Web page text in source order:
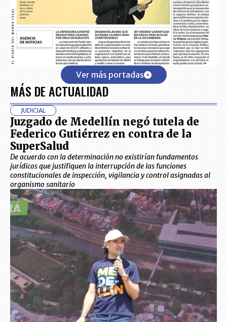
Ver más portadas
MÁS DE ACTUALIDAD
JUDICIAL
Juzgado de Medellín negó tutela de
Federico Gutiérrez en contra de la
SuperSalud
De acuerdo con la determinación no existirían fundamentos
jurídicos que justifiquen la interrupción de las funciones
constitucionales de inspección, vigilancia y control asignadas al
organismo sanitario